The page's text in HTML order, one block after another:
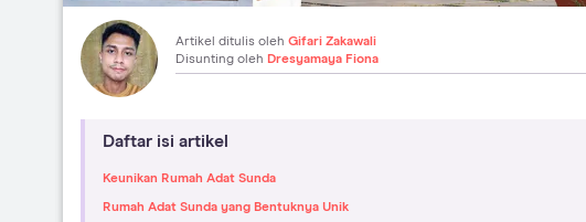
Artikel ditulis oleh Gifari Zakawali
Disunting oleh Dresyamaya Fiona
Daftar isi artikel
Keunikan Rumah Adat Sunda
Rumah Adat Sunda yang Bentuknya Unik